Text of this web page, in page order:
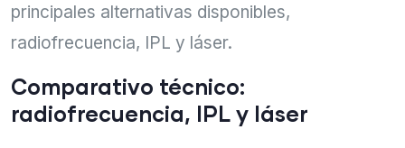
principales alternativas disponibles,
radiofrecuencia, IPL y láser.
Comparativo técnico:
radiofrecuencia, IPL y láser